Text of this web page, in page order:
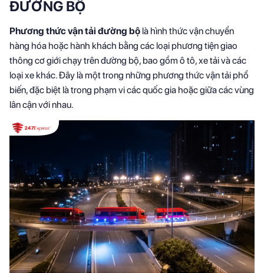
ĐƯỜNG BỘ
Phương thức vận tải đường bộ là hình thức vận chuyển
hàng hóa hoặc hành khách bằng các loại phương tiện giao
thông cơ giới chạy trên đường bộ, bao gồm ô tô, xe tải và các
loại xe khác. Đây là một trong những phương thức vận tải phổ
biến, đặc biệt là trong phạm vi các quốc gia hoặc giữa các vùng
lân cận với nhau.